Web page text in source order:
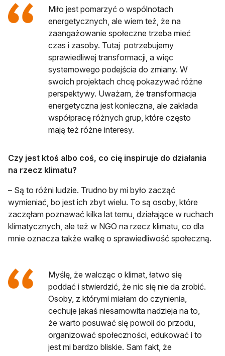
Miło jest pomarzyć o wspólnotach
energetycznych, ale wiem też, że na
zaangażowanie społeczne trzeba mieć
czas i zasoby. Tutaj potrzebujemy
sprawiedliwej transformacji, a więc
systemowego podejścia do zmiany. W
swoich projektach chcę pokazywać różne
perspektywy. Uważam, że transformacja
energetyczna jest konieczna, ale zakłada
współpracę różnych grup, które często
mają też różne interesy.
Czy jest ktoś albo coś, co cię inspiruje do działania
na rzecz klimatu?
– Są to różni ludzie. Trudno by mi było zacząć
wymieniać, bo jest ich zbyt wielu. To są osoby, które
zaczęłam poznawać kilka lat temu, działające w ruchach
klimatycznych, ale też w NGO na rzecz klimatu, co dla
mnie oznacza także walkę o sprawiedliwość społeczną.
Myślę, że walcząc o klimat, łatwo się
poddać i stwierdzić, że nic się nie da zrobić.
Osoby, z którymi miałam do czynienia,
cechuje jakaś niesamowita nadzieja na to,
że warto posuwać się powoli do przodu,
organizować społeczności, edukować i to
jest mi bardzo bliskie. Sam fakt, że